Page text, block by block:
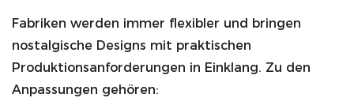
Fabriken werden immer flexibler und bringen
nostalgische Designs mit praktischen
Produktionsanforderungen in Einklang. Zu den
Anpassungen gehören: